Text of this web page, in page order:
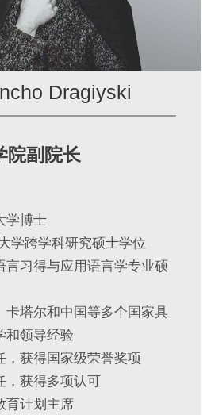
Dragiyski
院副院长
学博士
学跨学科研究硕士学位
言习得与应用语言学专业硕
卡塔尔和中国等多个国家具
和领导经验
，获得国家级荣誉奖项
，获得多项认可
育计划主席